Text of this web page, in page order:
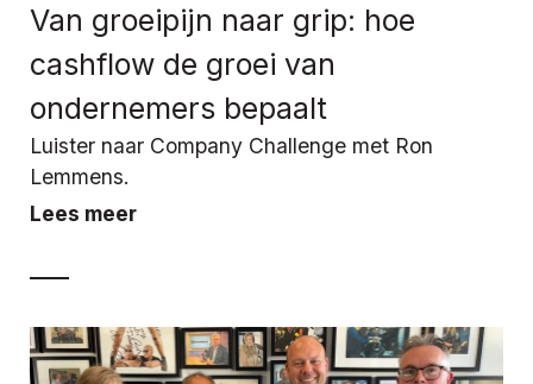
Van groeipijn naar grip: hoe
cashflow de groei van
ondernemers bepaalt
Luister naar Company Challenge met Ron
Lemmens.
Lees meer